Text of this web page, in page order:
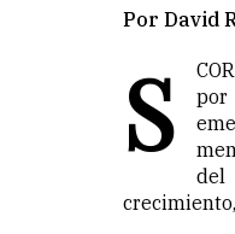
Por David
S
por
del